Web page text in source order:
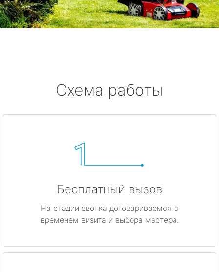
Схема работы
Бесплатный вызов
На стадии звонка договариваемся с
временем визита и выбора мастера.